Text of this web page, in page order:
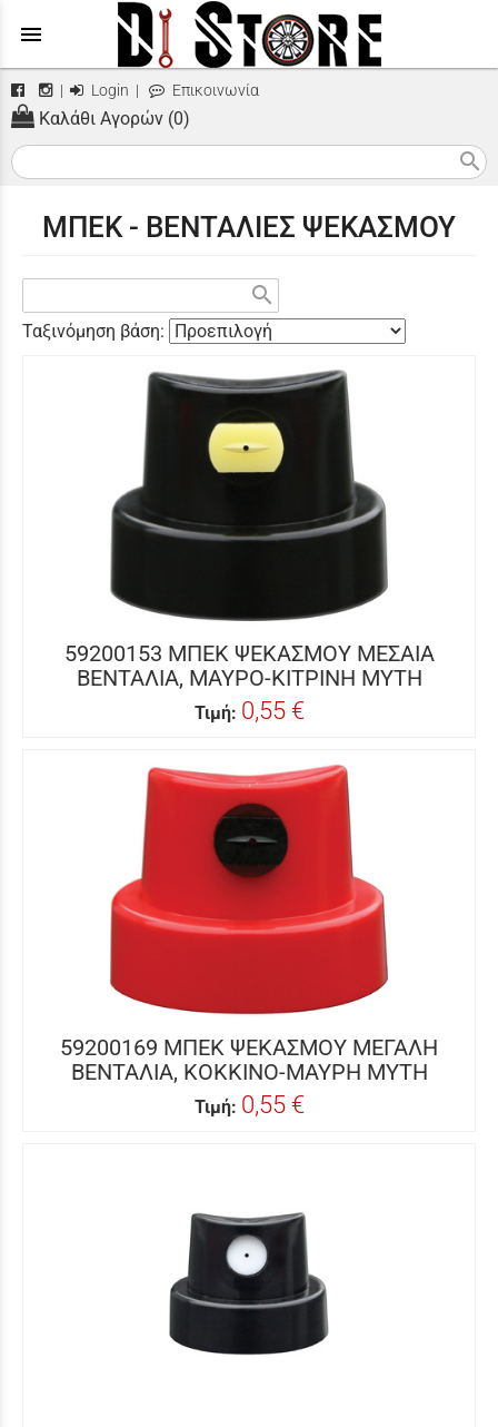
menu
| Login | Επικοινωνία
Καλάθι Αγορών (0)
search
ΜΠΕΚ - ΒΕΝΤΑΛΙΕΣ ΨΕΚΑΣΜΟΥ
search
Ταξινόμηση βάση:
59200153 ΜΠΕΚ ΨΕΚΑΣΜΟΥ ΜΕΣΑΙΑ
ΒΕΝΤΑΛΙΑ, ΜΑΥΡΟ-ΚΙΤΡΙΝΗ ΜΥΤΗ
Τιμή: 0,55 €
59200169 ΜΠΕΚ ΨΕΚΑΣΜΟΥ ΜΕΓΑΛΗ
ΒΕΝΤΑΛΙΑ, ΚΟΚΚΙΝΟ-ΜΑΥΡΗ ΜΥΤΗ
Τιμή: 0,55 €